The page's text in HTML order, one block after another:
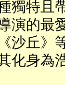
獨特且
演的最
沙丘》
化身為